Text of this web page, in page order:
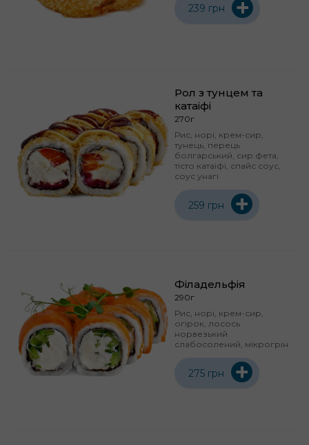
239 грн +
Рол з тунцем та
катаіфі
270г
Рис, норі, крем-сир,
тунець, перець
болгарський, сир фета,
тісто катаіфі, спайс соус,
соус унагі
259 грн +
Філадельфія
290г
Рис, норі, крем-сир,
огірок, лосось
норвезький
слабосолений, мікрогрін
275 грн +